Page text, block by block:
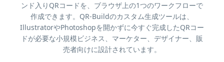
ンド入りQRコードを、ブラウザ上の1つのワークフローで
作成できます。QR-Buildのカスタム生成ツールは、
IllustratorやPhotoshopを開かずに今すぐ完成したQRコー
ドが必要な小規模ビジネス、マーケター、デザイナー、販
売者向けに設計されています。